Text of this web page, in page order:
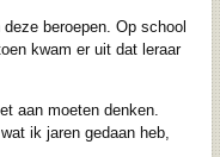
beroepen. Op school
kwam er uit dat leraar
moeten denken.
ik jaren gedaan heb,